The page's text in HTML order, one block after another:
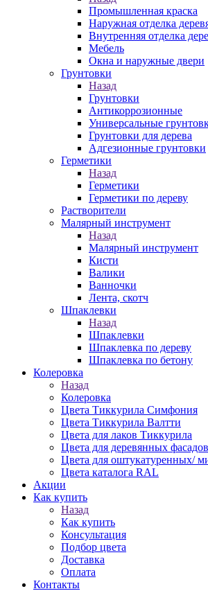
Промышленная краска
Наружная отделка
Внутренняя отделка
Мебель
Окна и наружные двери
Грунтовки
Назад
Грунтовки
Антикоррозионные
Универсальные
Грунтовки для дерева
Адгезионные грунтовки
Герметики
Назад
Герметики
Герметики по дереву
Растворители
Малярный инструмент
Назад
Малярный инструмент
Кисти
Валики
Ванночки
Лента, скотч
Шпаклевки
Назад
Шпаклевки
Шпаклевка по дереву
Шпаклевка по бетону
Колеровка
Назад
Колеровка
Цвета Тиккурила Симфония
Цвета Тиккурила Валтти
Цвета для лаков Тиккурила
Цвета для деревянных фасадов
Цвета для оштукатуренных/
Цвета каталога RAL
Акции
Как купить
Назад
Как купить
Консультация
Подбор цвета
Доставка
Оплата
Контакты